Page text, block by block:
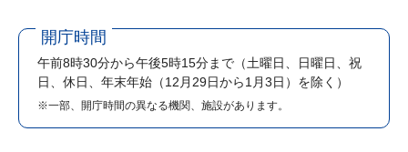
開庁時間
午前8時30分から午後5時15分まで （土曜日、日曜日、祝
日、休日、年末年始（12月29日から1月3日）を除く）
※一部、開庁時間の異なる機関、施設があります。